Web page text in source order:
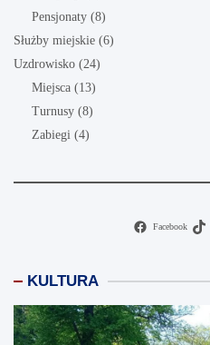
Pensjonaty (8)
Służby miejskie (6)
Uzdrowisko (24)
Miejsca (13)
Turnusy (8)
Zabiegi (4)
Facebook
KULTURA